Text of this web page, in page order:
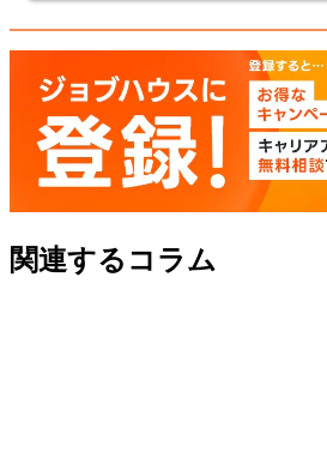
関連するコラム